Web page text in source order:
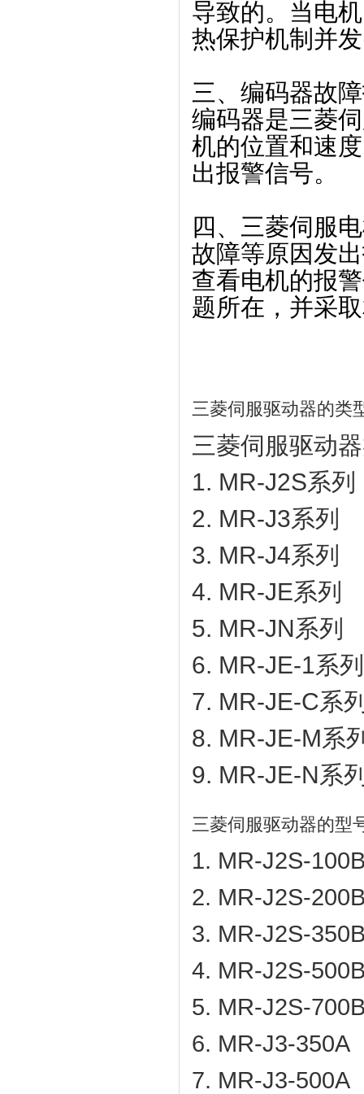
导致的。当电
热保护机制并
三、编码器故
编码器是三菱
机的位置和速
出报警信号。
四、三菱伺服
故障等原因发
查看电机的报
题所在，并采
三菱伺服驱动器的类
三菱伺服驱动
1. MR-J2S系列
2. MR-J3系列
3. MR-J4系列
4. MR-JE系列
5. MR-JN系列
6. MR-JE-1系列
7. MR-JE-C系
8. MR-JE-M系
9. MR-JE-N系
三菱伺服驱动器的型
1. MR-J2S-
2. MR-J2S-
3. MR-J2S-
4. MR-J2S-
5. MR-J2S-
6. MR-J3-350A
7. MR-J3-500A